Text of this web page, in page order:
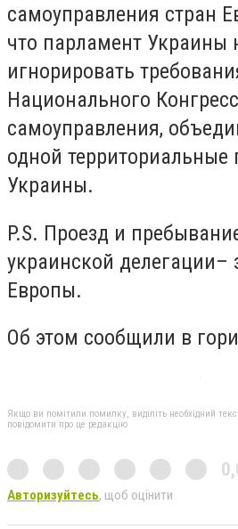
самоуправления стран
что парламент Украины
игнорировать
Национального
самоуправления,
одной территориальные
Украины.
P.S. Проезд и
украинской делегации–
Европы.
Об этом сообщили в
Якщо ви помітили помилку, виділіть необхідний
повідомити про це редакцію
Авторизуйтесь, щоб оцінити